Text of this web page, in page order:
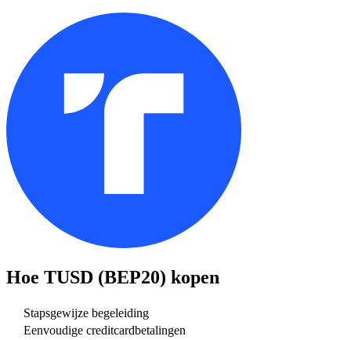
Hoe TUSD (BEP20) kopen
Stapsgewijze begeleiding
Eenvoudige creditcardbetalingen